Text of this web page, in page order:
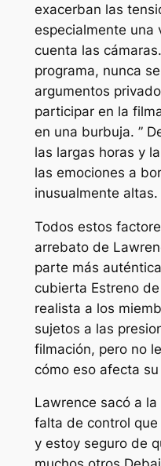
exacerban las
especialmente una
cuenta las
programa, nunca
argumentos
participar en la
en una burbuja. ”
las largas horas y
las emociones a
inusualmente altas.
Todos estos
arrebato de
parte más
cubierta Estreno
realista a los
sujetos a las
filmación, pero no
cómo eso afecta
Lawrence sacó a
falta de control
y estoy seguro de